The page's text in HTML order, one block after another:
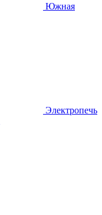
Южная
Электропечь